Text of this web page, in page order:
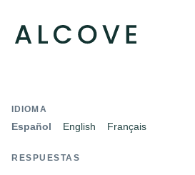
IDIOMA
Español English Français
RESPUESTAS